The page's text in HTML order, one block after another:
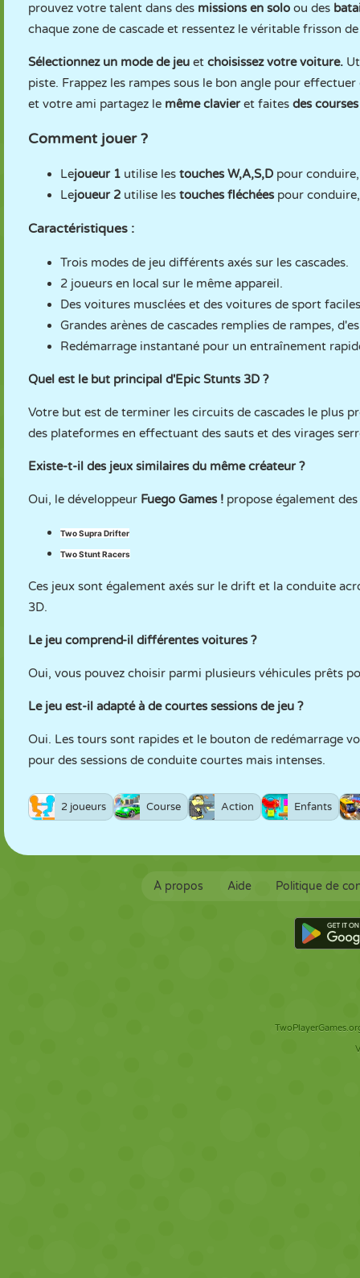
prouvez votre talent dans des missions en solo ou des
chaque zone de cascade et ressentez le véritable frisson
Sélectionnez un mode de jeu et choisissez votre voiture.
piste. Frappez les rampes sous le bon angle pour
et votre ami partagez le même clavieret faites des courses
Comment jouer ?
Lejoueur 1 utilise les touches W,A,S,D pour
Lejoueur 2 utilise les touches fléchées pour
Caractéristiques :
Trois modes de jeu différents axés sur les cascades.
2 joueurs en local sur le même appareil.
Des voitures musclées et des voitures de sport
Grandes arènes de cascades remplies de rampes,
Redémarrage instantané pour un entraînement
Quel est le but principal d'Epic Stunts 3D ?
Votre but est de terminer les circuits de cascades le plus
des plateformes en effectuant des sauts et des virages
Existe-t-il des jeux similaires du même créateur ?
Oui, le développeur Fuego Games ! propose également
Two Supra Drifter
Two Stunt Racers
Ces jeux sont également axés sur le drift et la conduite
3D.
Le jeu comprend-il différentes voitures ?
Oui, vous pouvez choisir parmi plusieurs véhicules prêts
Le jeu est-il adapté à de courtes sessions de jeu ?
Oui. Les tours sont rapides et le bouton de redémarrage
pour des sessions de conduite courtes mais intenses.
2 joueurs Course Action Enfants
À propos Aide Politique de